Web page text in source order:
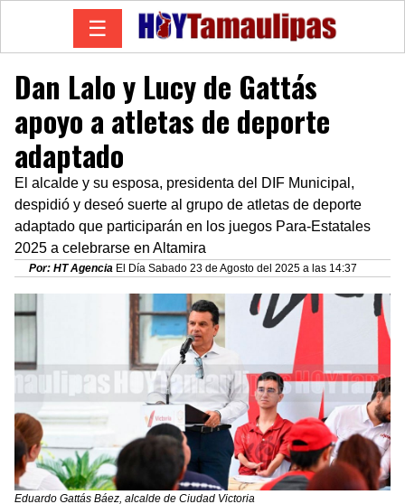
☰
Dan Lalo y Lucy de Gattás
apoyo a atletas de deporte
adaptado
El alcalde y su esposa, presidenta del DIF Municipal,
despidió y deseó suerte al grupo de atletas de deporte
adaptado que participarán en los juegos Para-Estatales
2025 a celebrarse en Altamira
Por: HT Agencia El Día Sabado 23 de Agosto del 2025 a las 14:37
Eduardo Gattás Báez, alcalde de Ciudad Victoria